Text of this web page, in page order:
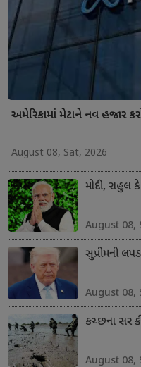
અમેરિકામાં મેટાને નવ હજાર
August 08, Sat, 2026
મોદી, રાહુલ
August 08,
સુપ્રીમની
August 08,
કચ્છના સર
August 08,